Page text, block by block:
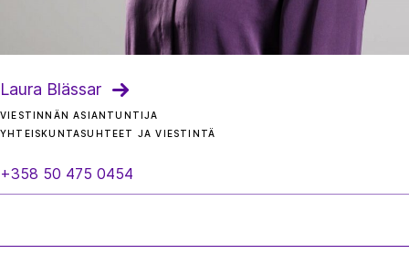
Laura Blässar
VIESTINNÄN ASIANTUNTIJA
YHTEISKUNTASUHTEET JA VIESTINTÄ
+358 50 475 0454